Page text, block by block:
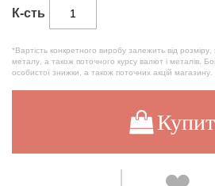
К-сть
*Вартість конкретного виробу залежить від розміру,
металу, а також поточного курсу валют і металів.
особистої знижки, а також поточних акцій магазину.